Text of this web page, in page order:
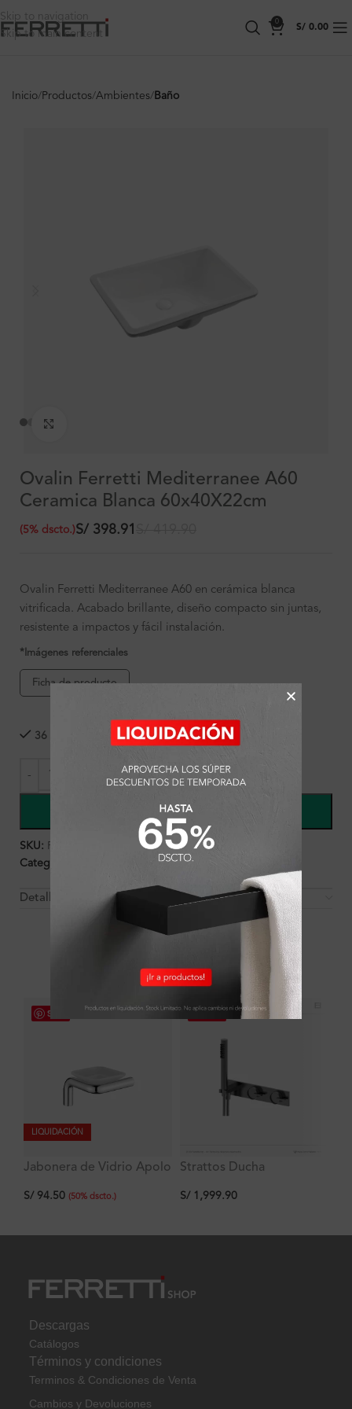
Skip to navigation
Skip to main content
0
S/ 0.00
Inicio Productos Ambientes Baño
Ovalin Ferretti Mediterranee A60
Ceramica Blanca 60x40X22cm
S/ 398.91
(5% dscto.)
Ovalin Ferretti Mediterranee A60 en cerámica blanca
vitrificada. Acabado brillante, diseño compacto sin juntas,
resistente a impactos y fácil instalación.
*Imágenes referenciales
Ficha de producto
36 disponibles
COMPRAR
SKU: FA8062
Categorías:
Baño, Lavatorios
Detalles y Material
OTROS PRODUCTOS QUE PUEDEN
INTERESARTE
Save
LIQUIDACIÓN
Jabonera de Vidrio Apolo
S/ 94.50 (50% dscto.)
Save
Strattos Ducha
desviador y Ducha de
S/1,999.90
Descargas
Catálogos
Términos y condiciones
Terminos & Condiciones de Venta
Cambios y Devoluciones